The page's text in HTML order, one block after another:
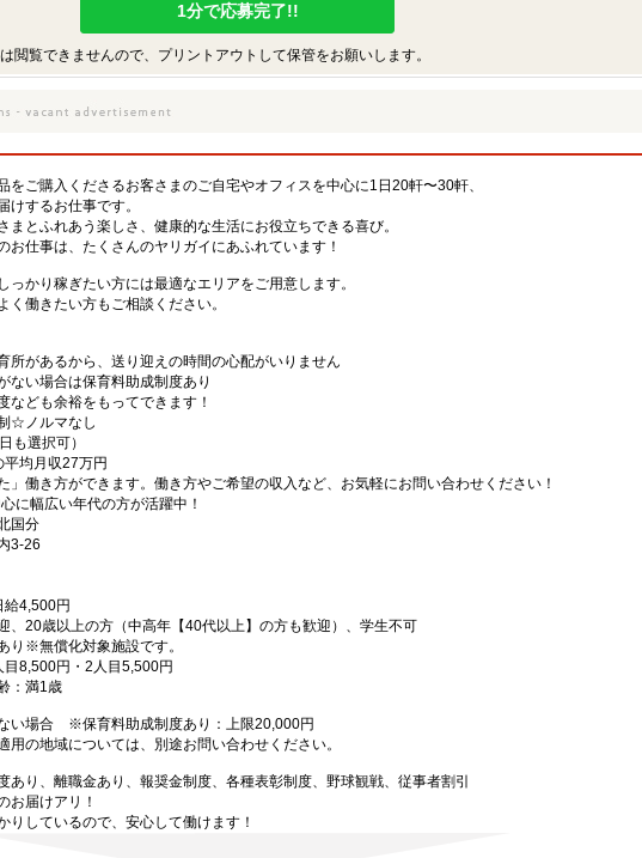
1分で応募完了!!
閲覧できませんので、プリントアウトして保管をお願いします。
をご購入くださるお客さまのご自宅やオフィスを中心に1日20軒〜30軒、
けするお仕事です。
まとふれあう楽しさ、健康的な生活にお役立ちできる喜び。
お仕事は、たくさんのヤリガイにあふれています！
っかり稼ぎたい方には最適なエリアをご用意します。
く働きたい方もご相談ください。
所があるから、送り迎えの時間の心配がいりません
ない場合は保育料助成制度あり
なども余裕をもってできます！
☆ノルマなし
も選択可）
均月収27万円
」働き方ができます。働き方やご希望の収入など、お気軽にお問い合わせください！
に幅広い年代の方が活躍中！
国分
3-26
給4,500円
、20歳以上の方（中高年【40代以上】の方も歓迎）、学生不可
り※無償化対象施設です。
8,500円・2人目5,500円
：満1歳
い場合 ※保育料助成制度あり：上限20,000円
の地域については、別途お問い合わせください。
あり、離職金あり、報奨金制度、各種表彰制度、野球観戦、従事者割引
お届けアリ！
りしているので、安心して働けます！